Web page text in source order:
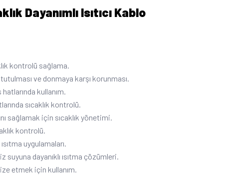
Dayanımlı Isıtıcı Kablo
kontrolü sağlama.
ve donmaya karşı korunması.
kullanım.
sıcaklık kontrolü.
sağlamak için sıcaklık yönetimi.
kontrolü.
uygulamaları.
dayanıklı ısıtma çözümleri.
etmek için kullanım.